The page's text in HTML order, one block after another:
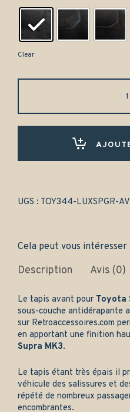
Clear
UGS : TOY344-LUXSPGR-AV
Cela peut vous intéresser
Description Avis (0)
Le tapis avant pour Toyota
sous-couche antidérapante
sur Retroaccessoires.com
en apportant une finition
Supra MK3.
Le tapis étant très épais il
véhicule des salissures et
répété de nombreux
encombrantes.